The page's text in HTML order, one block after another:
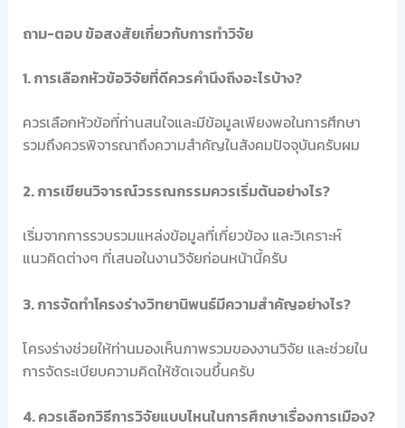
ถาม-ตอบ ข้อสงสัยเกี่ยวกับการทำวิจัย
1. การเลือกหัวข้อวิจัยที่ดีควรคำนึงถึงอะไรบ้าง?
ควรเลือกหัวข้อที่ท่านสนใจและมีข้อมูลเพียงพอในการศึกษา
รวมถึงควรพิจารณาถึงความสำคัญในสังคมปัจจุบันครับผม
2. การเขียนวิจารณ์วรรณกรรมควรเริ่มต้นอย่างไร?
เริ่มจากการรวบรวมแหล่งข้อมูลที่เกี่ยวข้อง และวิเคราะห์
แนวคิดต่างๆ ที่เสนอในงานวิจัยก่อนหน้านี้ครับ
3. การจัดทำโครงร่างวิทยานิพนธ์มีความสำคัญอย่างไร?
โครงร่างช่วยให้ท่านมองเห็นภาพรวมของงานวิจัย และช่วยใน
การจัดระเบียบความคิดให้ชัดเจนขึ้นครับ
4. ควรเลือกวิธีการวิจัยแบบไหนในการศึกษาเรื่องการเมือง?